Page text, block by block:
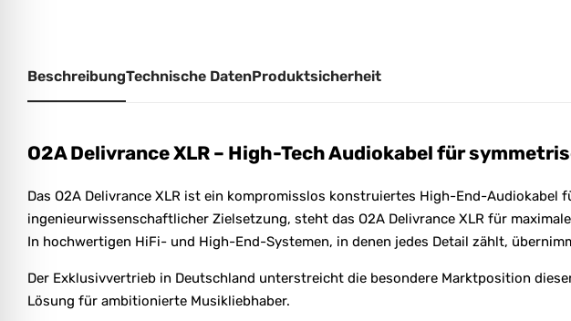
BeschreibungTechnische DatenProduktsicherheit
O2A Delivrance XLR – High-Tech Audiokabel für
Das O2A Delivrance XLR ist ein kompromisslos konstruiertes High-End-
ingenieurwissenschaftlicher Zielsetzung, steht das O2A Delivrance XLR für
In hochwertigen HiFi- und High-End-Systemen, in denen jedes Detail zählt,
Der Exklusivvertrieb in Deutschland unterstreicht die besondere Marktposition
Lösung für ambitionierte Musikliebhaber.